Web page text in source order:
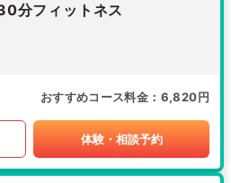
分フィットネス
おすすめコース料金 6,820円
体験・相談予約